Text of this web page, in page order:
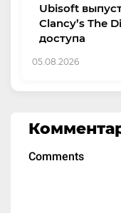
Ubisoft
Clancy’s The
доступа
05.08.2026